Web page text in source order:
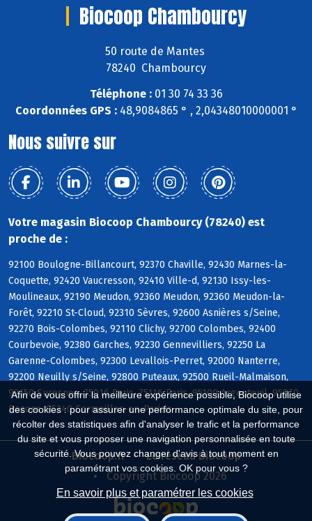
Afin de vous offrir la meilleure expérience possible, Biocoop utilise
des cookies : pour assurer une performance optimale du site, pour
récolter des statistiques afin d'analyser le trafic et la performance
du site et vous proposer une navigation personnalisée en toute
sécurité. Vous pouvez changer d'avis à tout moment en
paramétrant vos cookies. OK pour vous ?
En savoir plus et paramétrer les cookies
Biocoop Chambourcy
50 route de Mantes
78240 Chambourcy
Téléphone :01 30 74 33 36
Coordonnées GPS :48,9084865 ° , 2,04348010000001 °
Nous suivre sur
Votre magasin Biocoop Chambourcy (78240) est
proche de :
92100 Boulogne-Billancourt, 92370 Chaville, 92430 Marnes-la-
Coquette, 92420 Vaucresson, 92410 Ville-d, 92130 Issy-les-
Moulineaux, 92190 Meudon, 92360 Meudon, 92360 Meudon-la-
Forêt, 92210 St-Cloud, 92310 Sèvres, 92600 Asnières s/Seine,
92270 Bois-Colombes, 92110 Clichy, 92700 Colombes, 92400
Courbevoie, 92380 Garches, 92230 Gennevilliers, 92250 La
Garenne-Colombes, 92300 Levallois-Perret, 92000 Nanterre,
92200 Neuilly s/Seine, 92800 Puteaux, 92500 Rueil-Malmaison,
92150 Suresnes, 75016 Paris, 75116 Paris, 95100 Argenteuil, 95870
Bezons, 95240 Cormeilles-en-Parisis
Biocoop.fr
Le réseau Biocoop
Copyright Biocoop 2026